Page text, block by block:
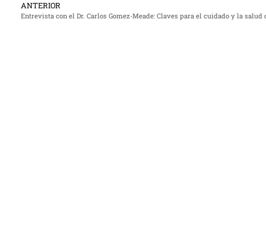
ANTERIOR